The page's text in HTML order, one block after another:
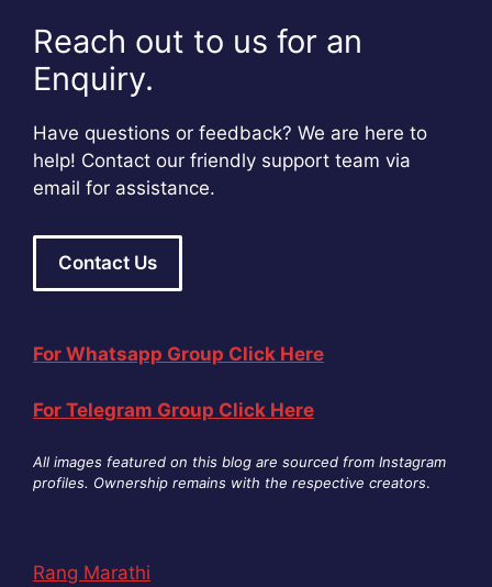
Reach out to us for an
Enquiry.
Have questions or feedback? We are here to
help! Contact our friendly support team via
email for assistance.
Contact Us
For Whatsapp Group Click Here
For Telegram Group Click Here
All images featured on this blog are sourced from Instagram
profiles. Ownership remains with the respective creators.
Rang Marathi